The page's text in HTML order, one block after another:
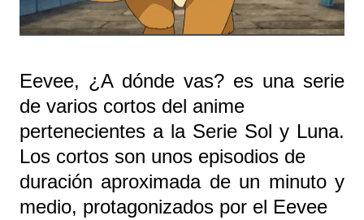
Eevee, ¿A dónde vas? es una serie
de varios cortos del anime
pertenecientes a la Serie Sol y Luna.
Los cortos son unos episodios de
duración aproximada de un minuto y
medio, protagonizados por el Eevee